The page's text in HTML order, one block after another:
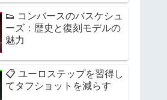
👟 コンバースのバスケシュ
ーズ：歴史と復刻モデルの
魅力
📋 ユーロステップを習得し
てタフショットを減らす